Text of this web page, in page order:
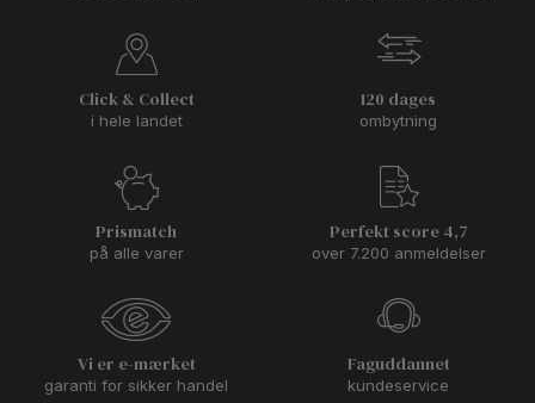
Click & Collect
i hele landet
120 dages
ombytning
Prismatch
på alle varer
Perfekt score 4,7
over 7.200 anmeldelser
Vi er e-mærket
garanti for sikker handel
Faguddannet
kundeservice